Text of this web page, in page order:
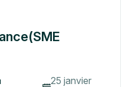
25 janvier